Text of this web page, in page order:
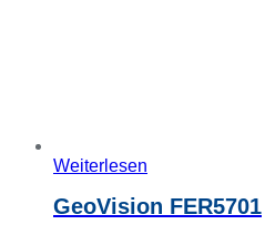
Weiterlesen
GeoVision FER5701